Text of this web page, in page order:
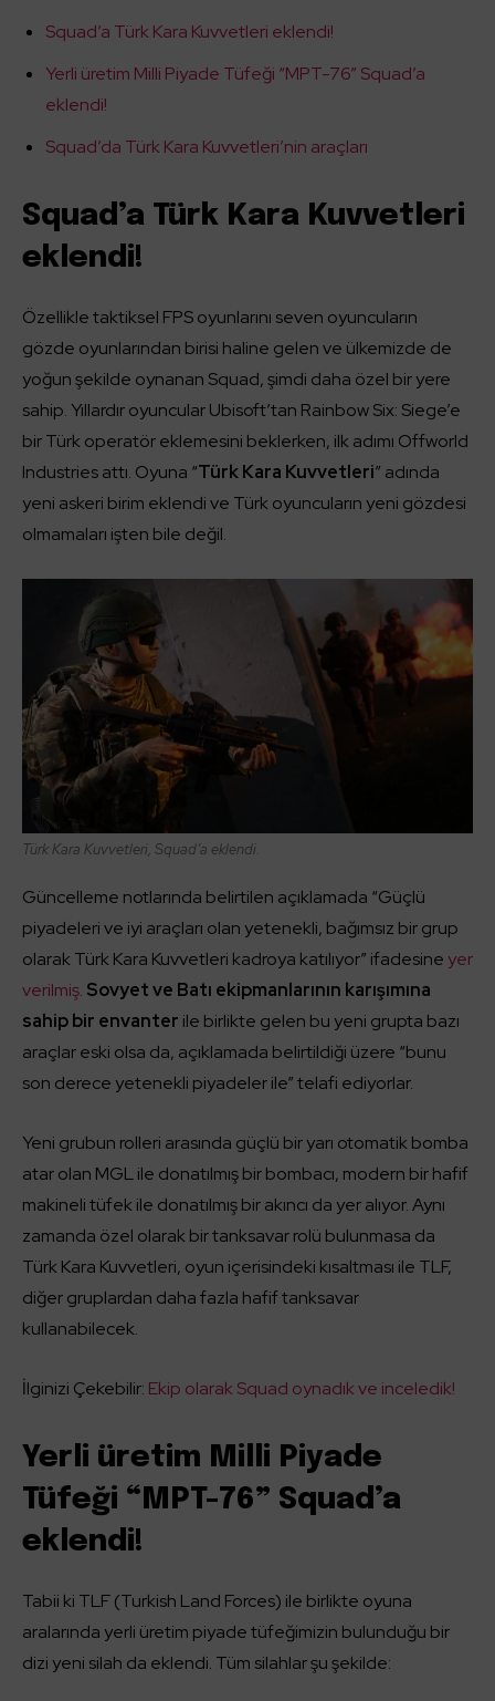
Squad’a Türk Kara Kuvvetleri eklendi!
Yerli üretim Milli Piyade Tüfeği “MPT-76” Squad’a
eklendi!
Squad’da Türk Kara Kuvvetleri’nin araçları
Squad’a Türk Kara Kuvvetleri
eklendi!
Özellikle taktiksel FPS oyunlarını seven oyuncuların
gözde oyunlarından birisi haline gelen ve ülkemizde de
yoğun şekilde oynanan Squad, şimdi daha özel bir yere
sahip. Yıllardır oyuncular Ubisoft’tan Rainbow Six: Siege’e
bir Türk operatör eklemesini beklerken, ilk adımı Offworld
Industries attı. Oyuna “Türk Kara Kuvvetleri” adında
yeni askeri birim eklendi ve Türk oyuncuların yeni gözdesi
olmamaları işten bile değil.
Türk Kara Kuvvetleri, Squad’a eklendi.
Güncelleme notlarında belirtilen açıklamada “Güçlü
piyadeleri ve iyi araçları olan yetenekli, bağımsız bir grup
olarak Türk Kara Kuvvetleri kadroya katılıyor” ifadesine yer
verilmiş. Sovyet ve Batı ekipmanlarının karışımına
sahip bir envanter ile birlikte gelen bu yeni grupta bazı
araçlar eski olsa da, açıklamada belirtildiği üzere “bunu
son derece yetenekli piyadeler ile” telafi ediyorlar.
Yeni grubun rolleri arasında güçlü bir yarı otomatik bomba
atar olan MGL ile donatılmış bir bombacı, modern bir hafif
makineli tüfek ile donatılmış bir akıncı da yer alıyor. Aynı
zamanda özel olarak bir tanksavar rolü bulunmasa da
Türk Kara Kuvvetleri, oyun içerisindeki kısaltması ile TLF,
diğer gruplardan daha fazla hafif tanksavar
kullanabilecek.
İlginizi Çekebilir: Ekip olarak Squad oynadık ve inceledik!
Yerli üretim Milli Piyade
Tüfeği “MPT-76” Squad’a
eklendi!
Tabii ki TLF (Turkish Land Forces) ile birlikte oyuna
aralarında yerli üretim piyade tüfeğimizin bulunduğu bir
dizi yeni silah da eklendi. Tüm silahlar şu şekilde: